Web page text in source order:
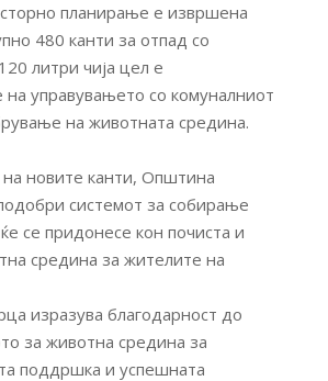
планирање е извршена
480 канти за отпад со
литри чија цел е
управувањето со комуналниот
на животната средина.
на новите канти, Општина
системот за собирање
се придонесе кон почиста и
средина за жителите на
изразува благодарност до
за животна средина за
поддршка и успешната